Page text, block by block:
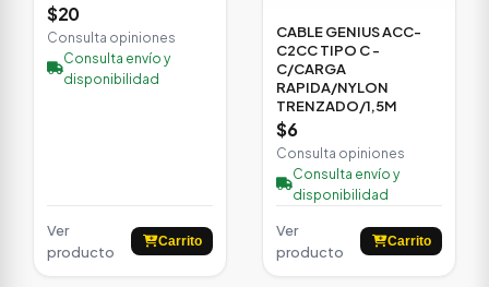
$20
Consulta opiniones
Consulta envío y
disponibilidad
Ver
producto
Carrito
CABLE GENIUS ACC-
C2CC TIPO C -
C/CARGA
RAPIDA/NYLON
TRENZADO/1,5M
$6
Consulta opiniones
Consulta envío y
disponibilidad
Ver
producto
Carrito